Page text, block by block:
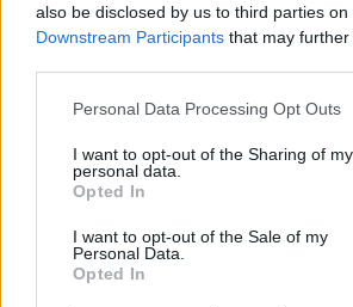
also be disclosed by us to third parties on
Downstream Participants that may
Please note that this website/app uses
not limited to your visit or usage
grant or deny consent to Google and its
use your data for below specified
consent section.
Personal Data Processing Opt Outs
I want to opt-out of the Sharing of my
personal data.
Opted In
I want to opt-out of the Sale of my
Personal Data.
Opted In
Jön még kép!